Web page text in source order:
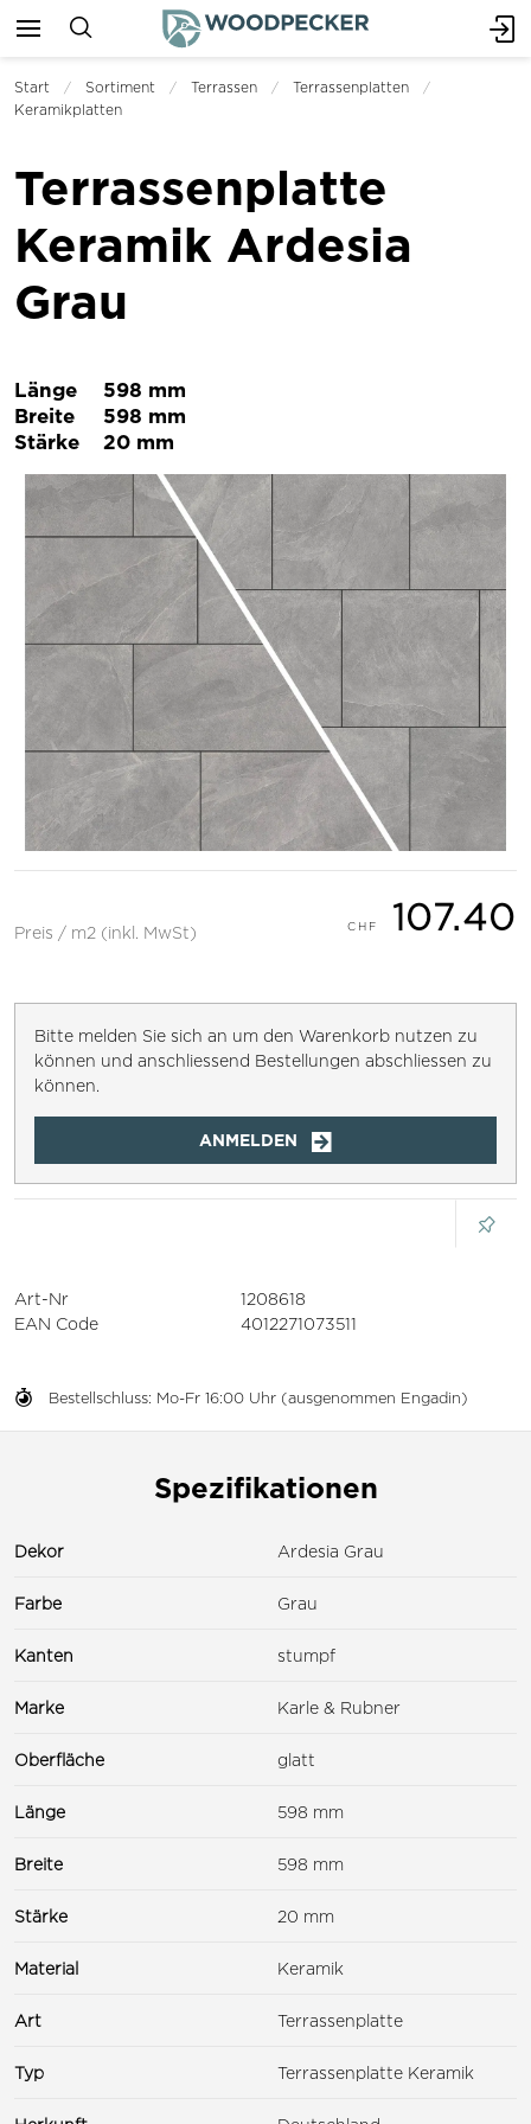
Start Sortiment Terrassen
Terrassenplatten
Keramikplatten
Terrassenplatte
Keramik Ardesia
Grau
Länge
598 mm
Breite
598 mm
Stärke
20 mm
Preis / m2 (inkl. MwSt) 107.40
Bitte melden Sie sich an um den Warenkorb nutzen zu
können und anschliessend Bestellungen abschliessen zu
können.
ANMELDEN
Bestellschluss: Mo-Fr 16:00 Uhr (ausgenommen Engadin)
Art-Nr
1208618
EAN Code
4012271073511
Spezifikationen
Dekor Ardesia Grau
Farbe Grau
Kanten stumpf
Marke Karle & Rubner
Oberfläche glatt
Länge 598 mm
Breite 598 mm
Stärke 20 mm
Material Keramik
Art Terrassenplatte
Typ Terrassenplatte Keramik